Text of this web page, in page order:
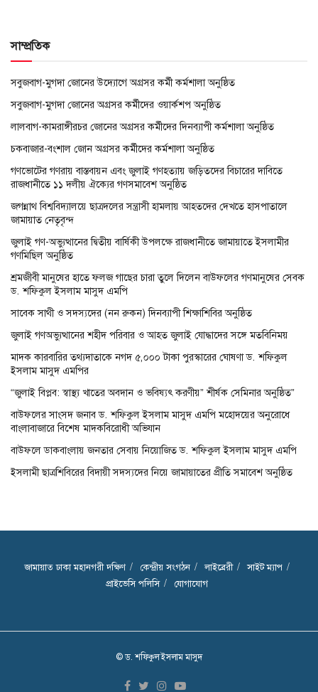
সাম্প্রতিক
সবুজবাগ-মুগদা জোনের উদ্যোগে অগ্রসর কর্মী কর্মশালা অনুষ্ঠিত
সবুজবাগ-মুগদা জোনের অগ্রসর কর্মীদের ওয়ার্কশপ অনুষ্ঠিত
লালবাগ-কামরাঙ্গীরচর জোনের অগ্রসর কর্মীদের দিনব্যাপী কর্মশালা অনুষ্ঠিত
চকবাজার-বংশাল জোন অগ্রসর কর্মীদের কর্মশালা অনুষ্ঠিত
গণভোটের গণরায় বাস্তবায়ন এবং জুলাই গণহত্যায় জড়িতদের বিচারের দাবিতে
রাজধানীতে ১১ দলীয় ঐক্যের গণসমাবেশ অনুষ্ঠিত
জগন্নাথ বিশ্ববিদ্যালয়ে ছাত্রদলের সন্ত্রাসী হামলায় আহতদের দেখতে হাসপাতালে
জামায়াত নেতৃবৃন্দ
জুলাই গণ-অভ্যুত্থানের দ্বিতীয় বার্ষিকী উপলক্ষে রাজধানীতে জামায়াতে ইসলামীর
গণমিছিল অনুষ্ঠিত
শ্রমজীবী মানুষের হাতে ফলজ গাছের চারা তুলে দিলেন বাউফলের গণমানুষের সেবক
ড. শফিকুল ইসলাম মাসুদ এমপি
সাবেক সাথী ও সদস্যদের (নন রুকন) দিনব্যাপী শিক্ষাশিবির অনুষ্ঠিত
জুলাই গণঅভ্যুত্থানের শহীদ পরিবার ও আহত জুলাই যোদ্ধাদের সঙ্গে মতবিনিময়
মাদক কারবারির তথ্যদাতাকে নগদ ৫,০০০ টাকা পুরস্কারের ঘোষণা ড. শফিকুল
ইসলাম মাসুদ এমপির
“জুলাই বিপ্লব: স্বাস্থ্য খাতের অবদান ও ভবিষ্যৎ করণীয়” শীর্ষক সেমিনার অনুষ্ঠিত”
বাউফলের সাংসদ জনাব ড. শফিকুল ইসলাম মাসুদ এমপি মহোদয়ের অনুরোধে
বাংলাবাজারে বিশেষ মাদকবিরোধী অভিযান
বাউফলে ডাকবাংলায় জনতার সেবায় নিয়োজিত ড. শফিকুল ইসলাম মাসুদ এমপি
ইসলামী ছাত্রশিবিরের বিদায়ী সদস্যদের নিয়ে জামায়াতের প্রীতি সমাবেশ অনুষ্ঠিত
জামায়াত ঢাকা মহানগরী দক্ষিণ কেন্দ্রীয় সংগঠন লাইব্রেরী
সাইট ম্যাপ
প্রাইভেসি পলিসি
যোগাযোগ
© ড. শফিকুল ইসলাম মাসুদ